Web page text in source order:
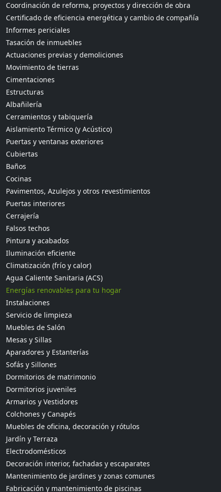
Coordinación de reforma, proyectos y dirección de obra
Certificado de eficiencia energética y cambio de compañía
Informes periciales
Tasación de inmuebles
Actuaciones previas y demoliciones
Movimiento de tierras
Cimentaciones
Estructuras
Albañilería
Cerramientos y tabiquería
Aislamiento Térmico (y Acústico)
Puertas y ventanas exteriores
Cubiertas
Baños
Cocinas
Pavimentos, Azulejos y otros revestimientos
Puertas interiores
Cerrajería
Falsos techos
Pintura y acabados
Iluminación eficiente
Climatización (frío y calor)
Agua Caliente Sanitaria (ACS)
Energías renovables para tu hogar
Instalaciones
Servicio de limpieza
Muebles de Salón
Mesas y Sillas
Aparadores y Estanterías
Sofás y Sillones
Dormitorios de matrimonio
Dormitorios juveniles
Armarios y Vestidores
Colchones y Canapés
Muebles de oficina, decoración y rótulos
Jardín y Terraza
Electrodomésticos
Decoración interior, fachadas y escaparates
Mantenimiento de jardines y zonas comunes
Fabricación y mantenimiento de piscinas